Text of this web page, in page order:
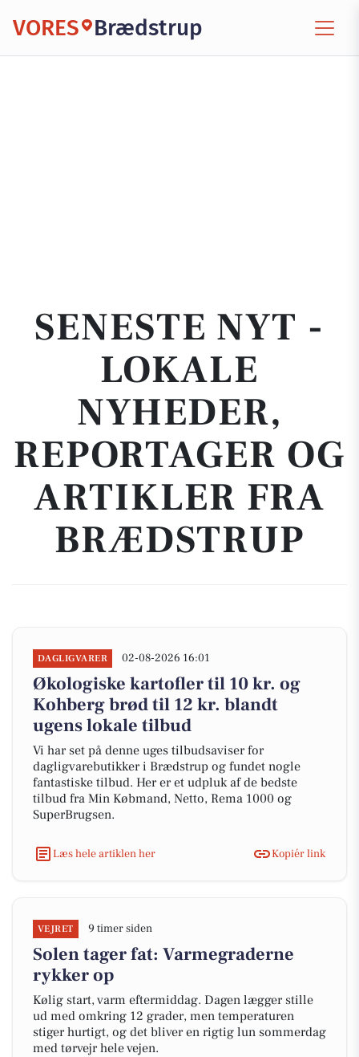
VORES Brædstrup
SENESTE NYT -
LOKALE
NYHEDER,
REPORTAGER OG
ARTIKLER FRA
BRÆDSTRUP
DAGLIGVARER 02-08-2026 16:01
Økologiske kartofler til 10 kr. og
Kohberg brød til 12 kr. blandt
ugens lokale tilbud
Vi har set på denne uges tilbudsaviser for
dagligvarebutikker i Brædstrup og fundet nogle
fantastiske tilbud. Her er et udpluk af de bedste
tilbud fra Min Købmand, Netto, Rema 1000 og
SuperBrugsen.
Læs hele artiklen her Kopiér link
VEJRET 9 timer siden
Solen tager fat: Varmegraderne
rykker op
Kølig start, varm eftermiddag. Dagen lægger stille
ud med omkring 12 grader, men temperaturen
stiger hurtigt, og det bliver en rigtig lun sommerdag
med tørvejr hele vejen.